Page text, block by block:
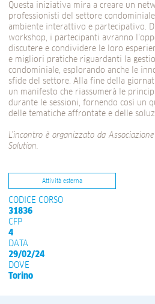
Questa iniziativa mira a creare un
professionisti del settore
ambiente interattivo e partecipativo.
workshop, i partecipanti avranno
discutere e condividere le loro
e migliori pratiche riguardanti la
condominiale, esplorando anche le
sfide del settore. Alla fine della
un manifesto che riassumerà le
durante le sessioni, fornendo così un
delle tematiche affrontate e delle
L’incontro è organizzato da
Solution.
Attività esterna
CODICE CORSO
31836
CFP
4
DATA
29/02/24
DOVE
Torino